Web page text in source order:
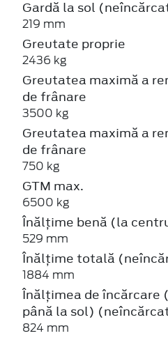
Gardă la sol
219 mm
Greutate proprie
2436 kg
Greutatea maximă a
de frânare
3500 kg
Greutatea maximă a
de frânare
750 kg
GTM max.
6500 kg
Înălțime benă (la
529 mm
Înălțime totală
1884 mm
Înălțimea de încărcare
până la sol)
824 mm